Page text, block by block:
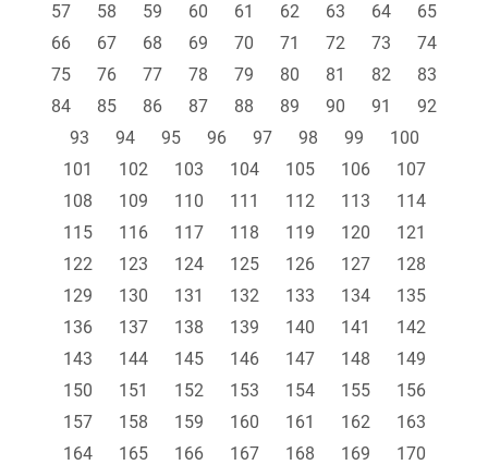
57
58 59 60 61 62 63 64
65
66
67 68 69 70 71 72 73
74
75
76 77 78 79 80 81 82
83
84
85 86 87 88 89 90 91
92
93
94 95 96 97 98 99
100
101
102 103 104 105 106
107
108
109 110 111 112 113
114
115
116 117 118 119 120
121
122
123 124 125 126 127
128
129
130 131 132 133 134
135
136
137 138 139 140 141
142
143
144 145 146 147 148
149
150
151 152 153 154 155
156
157
158 159 160 161 162
163
164
165 166 167 168 169
170